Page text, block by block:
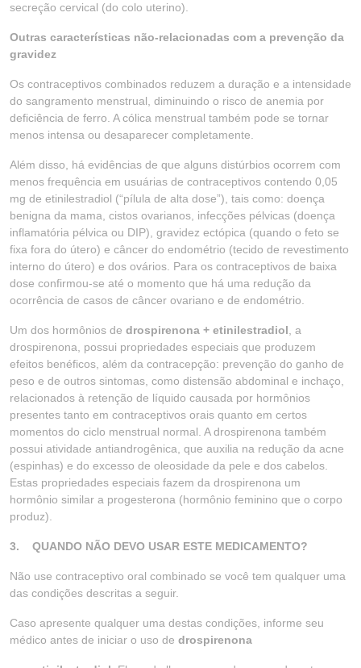
secreção cervical (do colo uterino).
Outras características não-relacionadas com a prevenção da
gravidez
Os contraceptivos combinados reduzem a duração e a intensidade
do sangramento menstrual, diminuindo o risco de anemia por
deficiência de ferro. A cólica menstrual também pode se tornar
menos intensa ou desaparecer completamente.
Além disso, há evidências de que alguns distúrbios ocorrem com
menos frequência em usuárias de contraceptivos contendo 0,05
mg de etinilestradiol (“pílula de alta dose”), tais como: doença
benigna da mama, cistos ovarianos, infecções pélvicas (doença
inflamatória pélvica ou DIP), gravidez ectópica (quando o feto se
fixa fora do útero) e câncer do endométrio (tecido de revestimento
interno do útero) e dos ovários. Para os contraceptivos de baixa
dose confirmou-se até o momento que há uma redução da
ocorrência de casos de câncer ovariano e de endométrio.
Um dos hormônios de drospirenona + etinilestradiol , a
drospirenona, possui propriedades especiais que produzem
efeitos benéficos, além da contracepção: prevenção do ganho de
peso e de outros sintomas, como distensão abdominal e inchaço,
relacionados à retenção de líquido causada por hormônios
presentes tanto em contraceptivos orais quanto em certos
momentos do ciclo menstrual normal. A drospirenona também
possui atividade antiandrogênica, que auxilia na redução da acne
(espinhas) e do excesso de oleosidade da pele e dos cabelos.
Estas propriedades especiais fazem da drospirenona um
hormônio similar a progesterona (hormônio feminino que o corpo
produz).
3. QUANDO NÃO DEVO USAR ESTE MEDICAMENTO?
Não use contraceptivo oral combinado se você tem qualquer uma
das condições descritas a seguir.
Caso apresente qualquer uma destas condições, informe seu
médico antes de iniciar o uso de drospirenona